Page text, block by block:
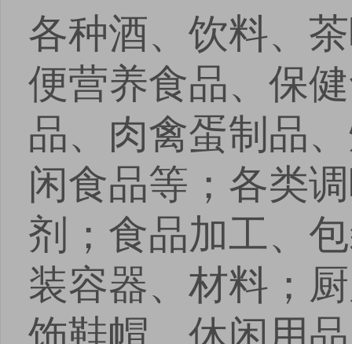
各种酒、饮料、
便营养食品、保
品、肉禽蛋制品
闲食品等；各类
剂；食品加工、
装容器、材料；
饰鞋帽、休闲用